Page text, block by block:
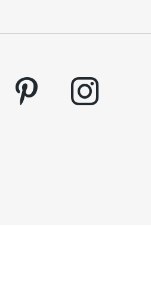
pinterest instagram